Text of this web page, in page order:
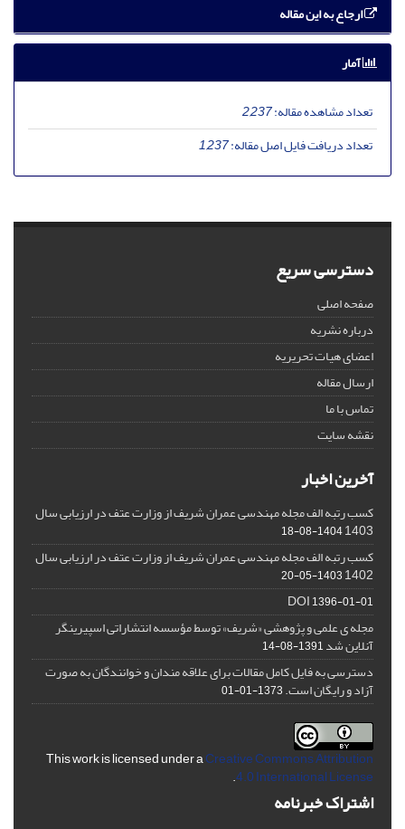
ارجاع به این مقاله
آمار
تعداد مشاهده مقاله:2,237
تعداد دریافت فایل اصل مقاله:1,237
دسترسی سریع
صفحه اصلی
درباره نشریه
اعضای هیات تحریریه
ارسال مقاله
تماس با ما
نقشه سایت
آخرین اخبار
کسب رتبه الف مجله مهندسی عمران شریف از وزارت عتف در ارزیابی سال
1403
1404-08-18
کسب رتبه الف مجله مهندسی عمران شریف از وزارت عتف در ارزیابی سال
1402
1403-05-20
DOI1396-01-01
مجله ی علمی و پژوهشی «شریف» توسط مؤسسه انتشاراتی اسپیرینگر
آنلاین شد1391-08-14
دسترسی به فایل کامل مقالات برای علاقه مندان و خوانندگان به صورت
آزاد و رایگان است.1373-01-01
This work is licensed under aCreative Commons Attribution
4.0 International License
.
اشتراک خبرنامه